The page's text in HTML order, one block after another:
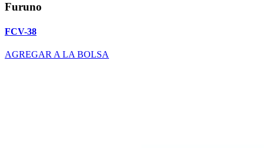
Furuno
FCV-38
AGREGAR A LA BOLSA